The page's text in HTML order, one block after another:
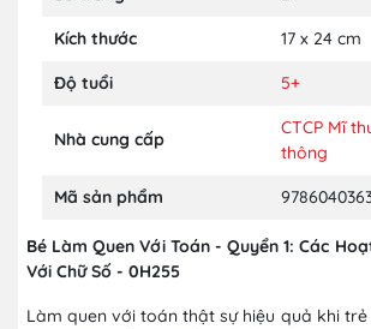
Kích thước 17 x 24 cm
Độ tuổi 5+
Nhà cung cấp
CTCP Mĩ
thông
Mã sản phẩm
Bé Làm Quen Với Toán - Quyển 1: Các
Với Chữ Số - 0H255
Làm quen với toán thật sự hiệu quả khi